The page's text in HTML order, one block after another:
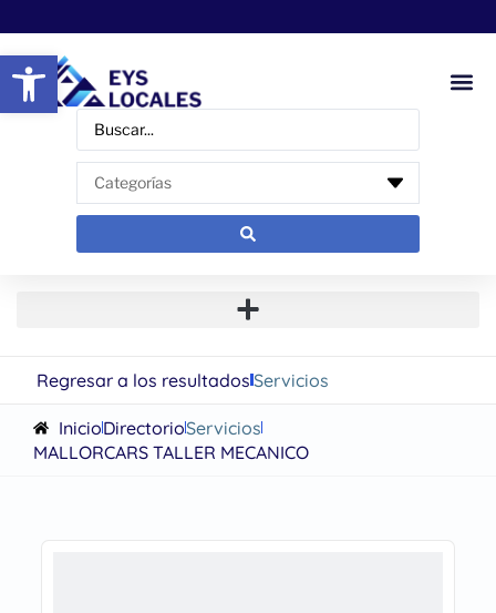
Abrir barra de herramientas
Regresar a los resultadosServicios
InicioDirectorioServicios
MALLORCARS TALLER MECANICO